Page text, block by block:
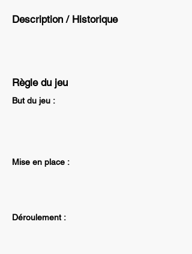
Description / Historique
Règle du jeu
But du jeu :
Mise en place :
Déroulement :